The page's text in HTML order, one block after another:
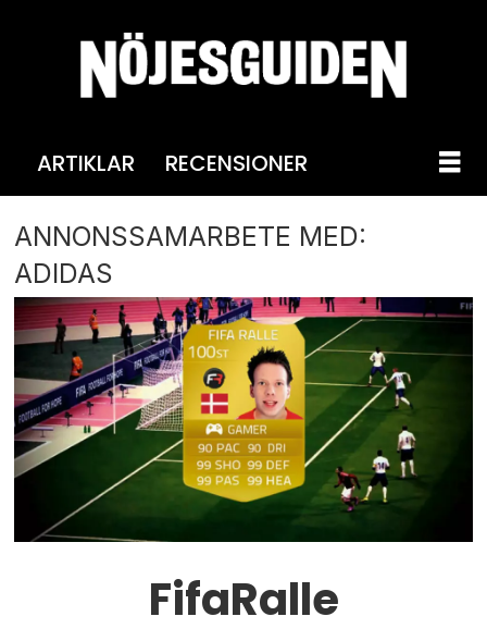
ARTIKLAR RECENSIONER
ANNONSSAMARBETE MED:
ADIDAS
FifaRalle